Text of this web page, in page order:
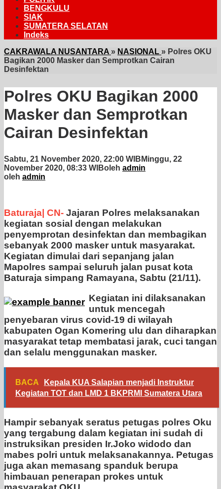
BENGKULU
SIAK
SUMATERA SELATAN
Indeks
CAKRAWALA NUSANTARA » NASIONAL » Polres OKU
Bagikan 2000 Masker dan Semprotkan Cairan
Desinfektan
Polres OKU Bagikan 2000
Masker dan Semprotkan
Cairan Desinfektan
Sabtu, 21 November 2020, 22:00 WIB Minggu, 22
November 2020, 08:33 WIBoleh admin
oleh admin
Baturaja| CN- Jajaran Polres melaksanakan
kegiatan sosial dengan melakukan
penyemprotan desinfektan dan membagikan
sebanyak 2000 masker untuk masyarakat.
Kegiatan dimulai dari sepanjang jalan
Mapolres sampai seluruh jalan pusat kota
Baturaja simpang Ramayana, Sabtu (21/11).
Kegiatan ini dilaksanakan
untuk mencegah
penyebaran virus covid-19 di wilayah
kabupaten Ogan Komering ulu dan diharapkan
masyarakat tetap membatasi jarak, cuci tangan
dan selalu menggunakan masker.
BACA
Kepala KUA Salapian menjadi Instruktur
Kegiatan TOT dan LMD 1 BKPRMI Sumatera Utara
Hampir sebanyak seratus petugas polres Oku
yang tergabung dalam kegiatan ini sudah di
instruksikan presiden Ir.Joko widodo dan
mabes polri untuk melaksanakannya. Petugas
juga akan memasang spanduk berupa
himbauan penerapan prokes untuk